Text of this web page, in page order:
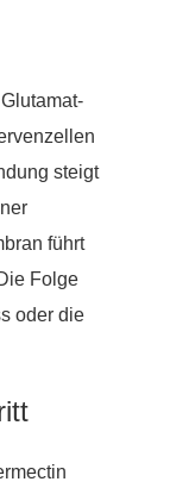
steigt
führt
Folge
oder die